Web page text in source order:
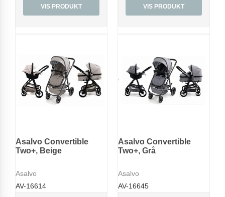
VIS PRODUKT VIS PRODUKT
Asalvo Convertible
Two+, Beige
Asalvo
AV-16614
Asalvo Convertible
Two+, Grå
Asalvo
AV-16645